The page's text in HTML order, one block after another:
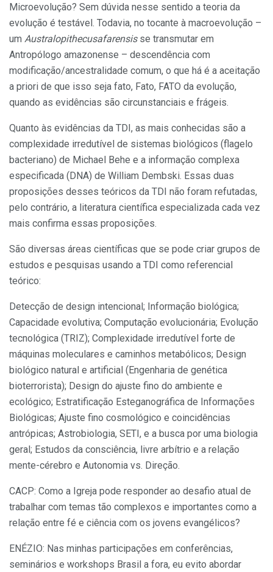
Microevolução? Sem dúvida nesse sentido a teoria da
evolução é testável. Todavia, no tocante à macroevolução –
um Australopithecusafarensisse transmutar em
Antropólogo amazonense – descendência com
modificação/ancestralidade comum, o que há é a aceitação
a priori de que isso seja fato, Fato, FATO da evolução,
quando as evidências são circunstanciais e frágeis.
Quanto às evidências da TDI, as mais conhecidas são a
complexidade irredutível de sistemas biológicos (flagelo
bacteriano) de Michael Behe e a informação complexa
especificada (DNA) de William Dembski. Essas duas
proposições desses teóricos da TDI não foram refutadas,
pelo contrário, a literatura científica especializada cada vez
mais confirma essas proposições.
São diversas áreas científicas que se pode criar grupos de
estudos e pesquisas usando a TDI como referencial
teórico:
Detecção de design intencional; Informação biológica;
Capacidade evolutiva; Computação evolucionária; Evolução
tecnológica (TRIZ); Complexidade irredutível forte de
máquinas moleculares e caminhos metabólicos; Design
biológico natural e artificial (Engenharia de genética
bioterrorista); Design do ajuste fino do ambiente e
ecológico; Estratificação Esteganográfica de Informações
Biológicas; Ajuste fino cosmológico e coincidências
antrópicas; Astrobiologia, SETI, e a busca por uma biologia
geral; Estudos da consciência, livre arbítrio e a relação
mente-cérebro e Autonomia vs. Direção.
CACP: Como a Igreja pode responder ao desafio atual de
trabalhar com temas tão complexos e importantes como a
relação entre fé e ciência com os jovens evangélicos?
ENÉZIO: Nas minhas participações em conferências,
seminários e workshops Brasil a fora, eu evito abordar